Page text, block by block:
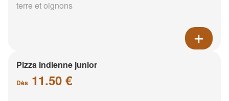
terre et oignons
Pizza indienne junior
Dès 11.50 €